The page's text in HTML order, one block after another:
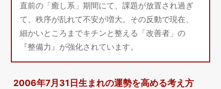
直前の「癒し系」期間にて、課題が放置され過ぎ
て、秩序が乱れて不安が増大。その反動で現在、
細かいところまでキチンと整える「改善者」の
『整備力』が強化されています。
2006年7月31日生まれの運勢を高める考え方